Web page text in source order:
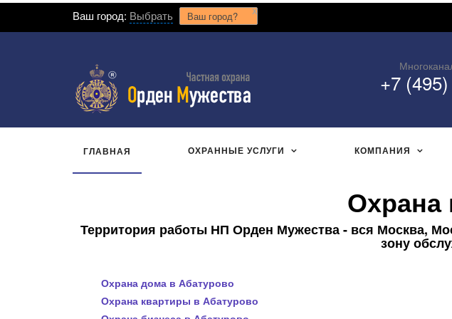
Ваш город: Выбрать Ваш город? x
+7
ГЛАВНАЯ ОХРАННЫЕ УСЛУГИ КОМПАНИЯ
Охрана
Территория работы НП Орден Мужества - вся Москва,
зону
Охрана дома в Абатурово
Охрана квартиры в Абатурово